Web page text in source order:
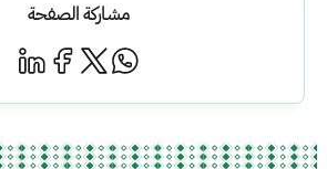
مشاركة الصفحة